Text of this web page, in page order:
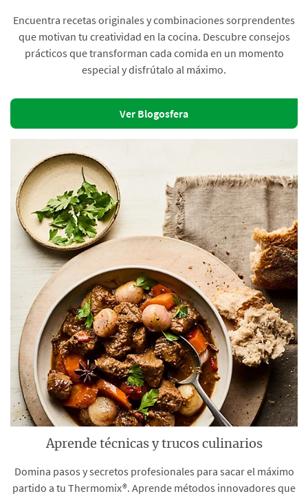
Encuentra recetas originales y combinaciones sorprendentes
que motivan tu creatividad en la cocina. Descubre consejos
prácticos que transforman cada comida en un momento
especial y disfrútalo al máximo.
Ver Blogosfera
Aprende técnicas y trucos culinarios
Domina pasos y secretos profesionales para sacar el máximo
partido a tu Thermomix®. Aprende métodos innovadores que